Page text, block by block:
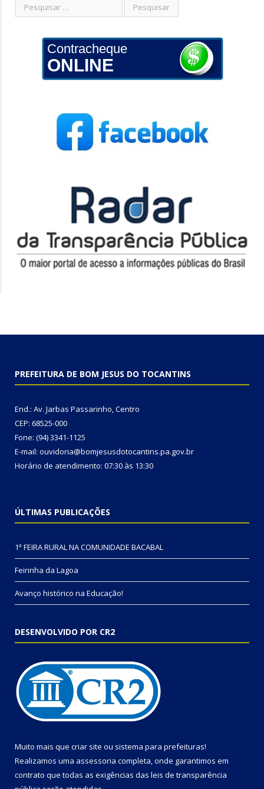
Contracheque
ONLINE
PREFEITURA DE BOM JESUS DO TOCANTINS
End.: Av. Jarbas Passarinho, Centro
CEP: 68525-000
Fone: (94) 3341-1125
E-mail: ouvidoria@bomjesusdotocantins.pa.gov.br
Horário de atendimento: 07:30 às 13:30
ÚLTIMAS PUBLICAÇÕES
1ª FEIRA RURAL NA COMUNIDADE BACABAL
Feirinha da Lagoa
Avanço histórico na Educação!
DESENVOLVIDO POR CR2
Muito mais que criar site ou sistema para prefeituras!
Realizamos uma assessoria completa, onde garantimos em
contrato que todas as exigências das leis de transparência